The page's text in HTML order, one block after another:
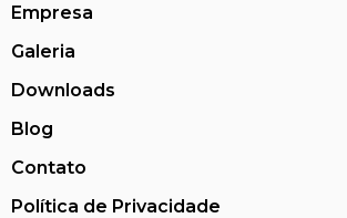
Empresa
Galeria
Downloads
Blog
Contato
Política de Privacidade